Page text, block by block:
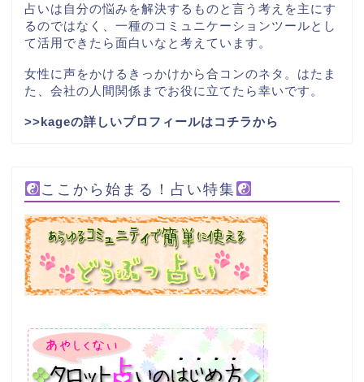
占いは自分の悩みを解決するものと言う考えを主にす
るのではなく、一種のコミュニケーションツールとし
て活用できたら面白いなと考えています。
女性に声をかけるきっかけから合コンのネタ。はたま
た、会社の人間関係までお役に立てたら幸いです。
>>kageの詳しいプロフィールはコチラから
ここから始まる！占い特集